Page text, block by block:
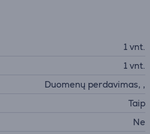
1 vnt.
1 vnt.
Duomenų perdavimas, ,
Taip
Ne